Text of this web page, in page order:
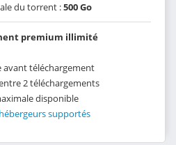
du torrent :500 Go
premium illimité
avant téléchargement
2 téléchargements
disponible
supportés